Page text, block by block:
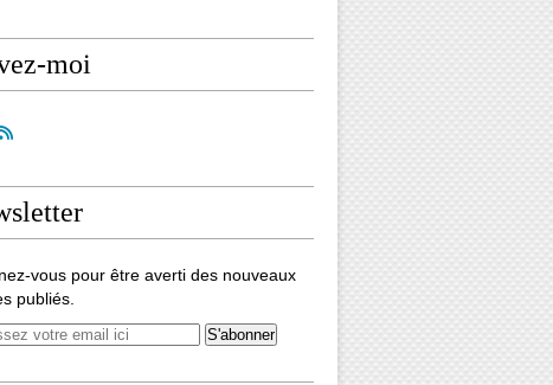
moi
vous pour être averti des nouveaux
publiés.